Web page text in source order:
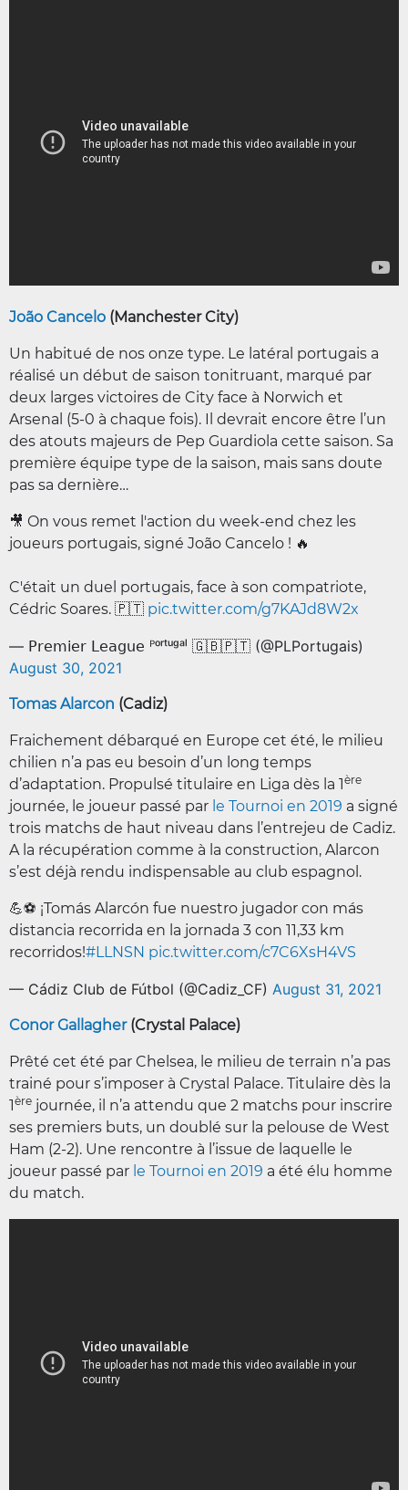
João Cancelo (Manchester City)
Un habitué de nos onze type. Le latéral portugais a
réalisé un début de saison tonitruant, marqué par
deux larges victoires de City face à Norwich et
Arsenal (5-0 à chaque fois). Il devrait encore être l’un
des atouts majeurs de Pep Guardiola cette saison. Sa
première équipe type de la saison, mais sans doute
pas sa dernière…
🎥 On vous remet l'action du week-end chez les
joueurs portugais, signé João Cancelo ! 🔥
C'était un duel portugais, face à son compatriote,
Cédric Soares. 🇵🇹 pic.twitter.com/g7KAJd8W2x
— 𝖯𝗋𝖾𝗆𝗂𝖾𝗋 𝖫𝖾𝖺𝗀𝗎𝖾 ᴾᵒʳᵗᵘᵍᵃˡ 🇬🇧🇵🇹 (@PLPortugais)
August 30, 2021
Tomas Alarcon (Cadiz)
Fraichement débarqué en Europe cet été, le milieu
chilien n’a pas eu besoin d’un long temps
d’adaptation. Propulsé titulaire en Liga dès la 1ère
journée, le joueur passé par le Tournoi en 2019 a signé
trois matchs de haut niveau dans l’entrejeu de Cadiz.
A la récupération comme à la construction, Alarcon
s’est déjà rendu indispensable au club espagnol.
💪⚽️ ¡Tomás Alarcón fue nuestro jugador con más
distancia recorrida en la jornada 3 con 11,33 km
recorridos!#LLNSN pic.twitter.com/c7C6XsH4VS
— Cádiz Club de Fútbol (@Cadiz_CF) August 31, 2021
Conor Gallagher(Crystal Palace)
Prêté cet été par Chelsea, le milieu de terrain n’a pas
trainé pour s’imposer à Crystal Palace. Titulaire dès la
1ère journée, il n’a attendu que 2 matchs pour inscrire
ses premiers buts, un doublé sur la pelouse de West
Ham (2-2). Une rencontre à l’issue de laquelle le
joueur passé par le Tournoi en 2019 a été élu homme
du match.